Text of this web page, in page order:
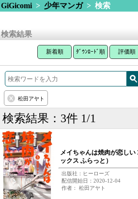
GiGicomi> 少年マンガ> 検索
検索結果
新着順 ﾀﾞｳﾝﾛｰﾄﾞ順 評価順
松田アヤト
検索結果：3件 1/1
メイちゃんは焼肉が恋しい
ックス ふらっと）
出版社：ヒーローズ
配信開始日：2020-12-04
作者： 松田アヤト